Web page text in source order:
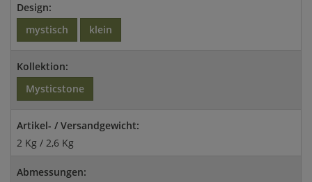
Design:
mystisch
klein
Kollektion:
Mysticstone
Artikel- / Versandgewicht:
2 Kg / 2,6 Kg
Abmessungen: